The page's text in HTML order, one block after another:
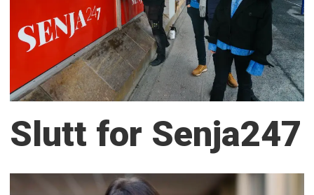
Slutt for Senja247